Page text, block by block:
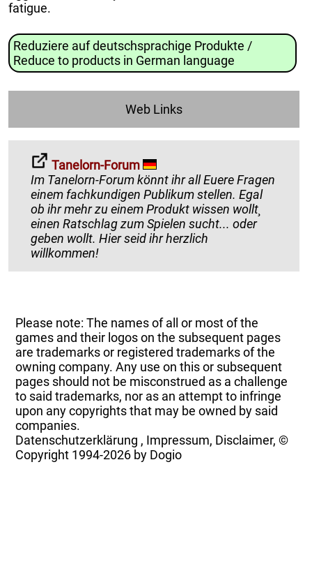
fatigue.
Reduziere auf deutschsprachige Produkte /
Reduce to products in German language
Web Links
Tanelorn-Forum
Im Tanelorn-Forum könnt ihr all Euere Fragen
einem fachkundigen Publikum stellen. Egal
ob ihr mehr zu einem Produkt wissen wollt¸
einen Ratschlag zum Spielen sucht... oder
geben wollt. Hier seid ihr herzlich
willkommen!
Please note: The names of all or most of the
games and their logos on the subsequent pages
are trademarks or registered trademarks of the
owning company. Any use on this or subsequent
pages should not be misconstrued as a challenge
to said trademarks, nor as an attempt to infringe
upon any copyrights that may be owned by said
companies.
Datenschutzerklärung , Impressum, Disclaimer, ©
Copyright 1994-2026 by Dogio